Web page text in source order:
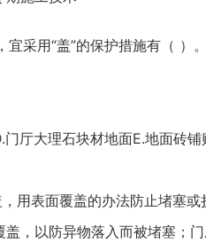
宜采用“盖”的保护措施有（ ）
厅大理石块材地面E.地面砖
，用表面覆盖的办法防止堵塞
，以防异物落入而被堵塞；